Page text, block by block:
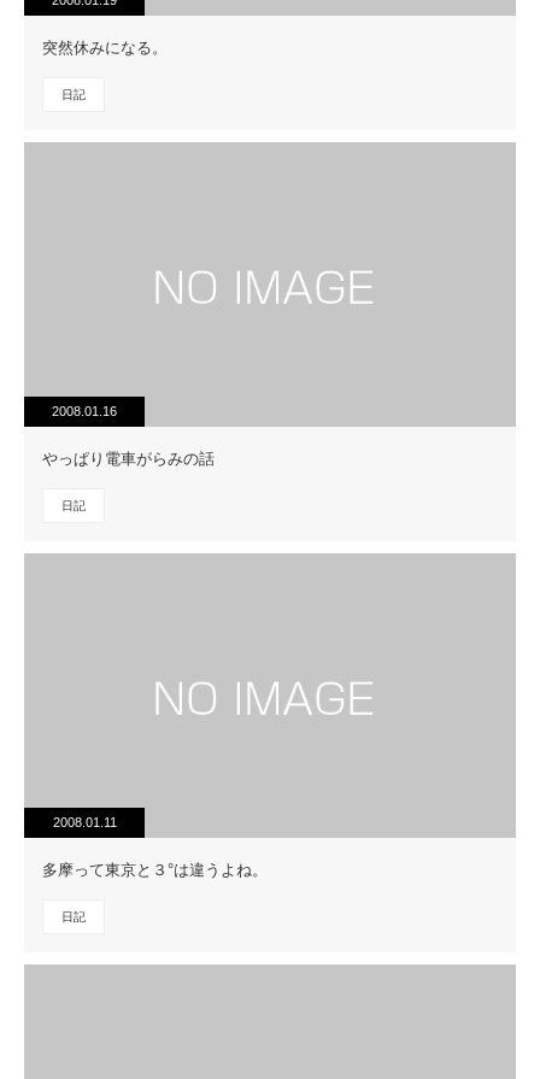
突然休みになる。
日記
2008.01.16
やっぱり電車がらみの話
日記
2008.01.11
多摩って東京と３°は違うよね。
日記